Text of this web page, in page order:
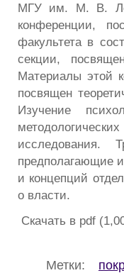
МГУ им. М. В.
конференции,
факультета в
секции,
Материалы этой
посвящен
Изучение
исследования.
предполагающие
и концепций
о власти.
Скачать в pdf
Метки: